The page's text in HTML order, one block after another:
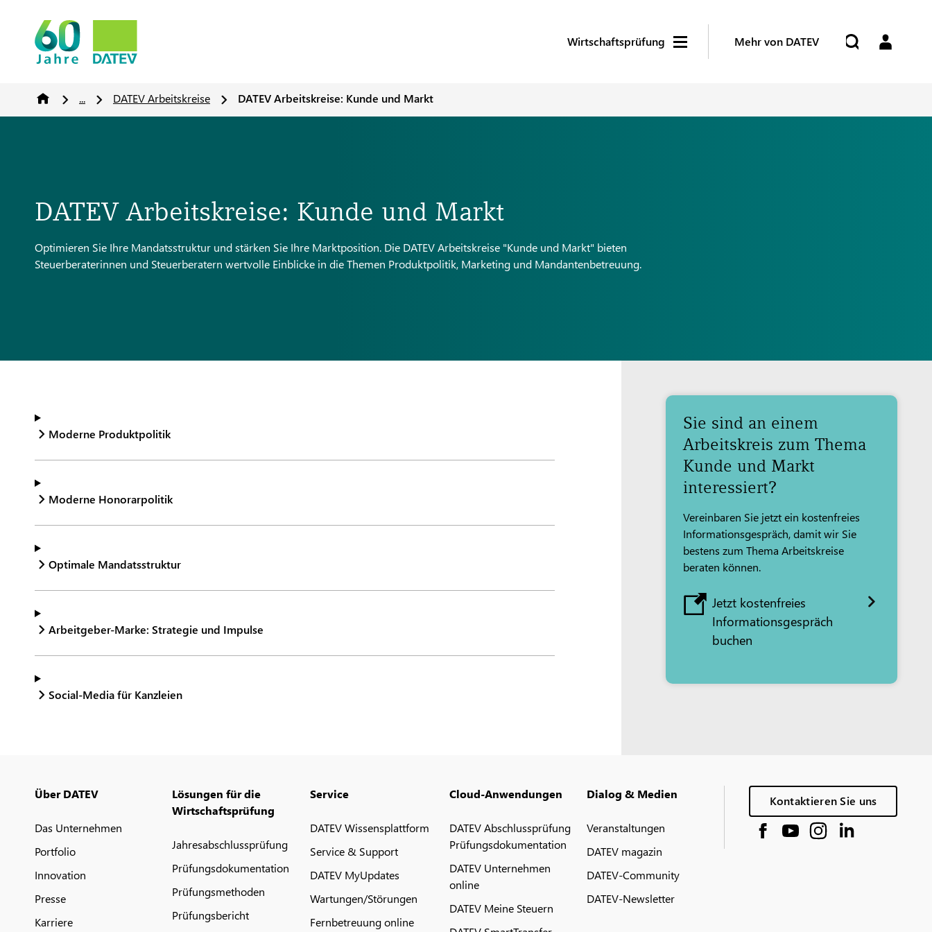
Wirtschaftsprüfung Mehr von DATEV
... DATEV Arbeitskreise DATEV Arbeitskreise: Kunde und Markt
DATEV Arbeitskreise: Kunde und Markt
Optimieren Sie Ihre Mandatsstruktur und stärken Sie Ihre Marktposition. Die DATEV Arbeitskreise "Kunde und Markt" bieten
Steuerberaterinnen und Steuerberatern wertvolle Einblicke in die Themen Produktpolitik, Marketing und Mandantenbetreuung.
Moderne Produktpolitik
Moderne Honorarpolitik
Optimale Mandatsstruktur
Arbeitgeber-Marke: Strategie und Impulse
Social-Media für Kanzleien
Sie sind an einem
Arbeitskreis zum Thema
Kunde und Markt
interessiert?
Vereinbaren Sie jetzt ein kostenfreies
Informationsgespräch, damit wir Sie
bestens zum Thema Arbeitskreise
beraten können.
Jetzt kostenfreies
Informationsgespräch
buchen
Über DATEV
Das Unternehmen
Portfolio
Innovation
Presse
Karriere
Lösungen für die
Wirtschaftsprüfung
Jahresabschlussprüfung
Prüfungsdokumentation
Prüfungsmethoden
Prüfungsbericht
Service
DATEV Wissensplattform
Service & Support
DATEV MyUpdates
Wartungen/Störungen
Fernbetreuung online
Cloud-Anwendungen
DATEV Abschlussprüfung
Prüfungsdokumentation
DATEV Unternehmen
online
DATEV Meine Steuern
Dialog & Medien
Veranstaltungen
DATEV magazin
DATEV-Community
DATEV-Newsletter
Kontaktieren Sie uns